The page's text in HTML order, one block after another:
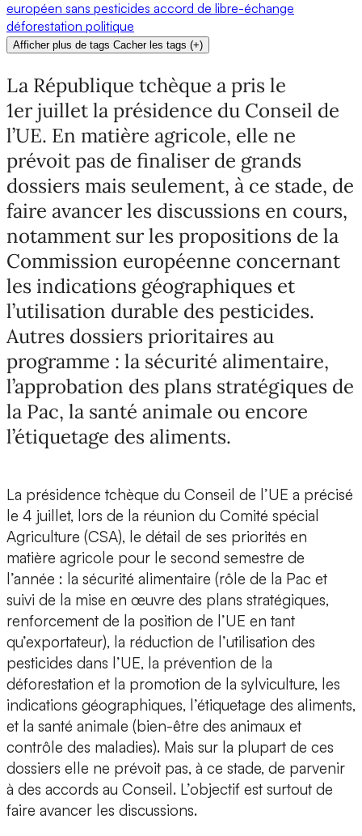
européen sans pesticides accord de libre-échange
déforestation politique
Afficher plus de tags Cacher les tags (+)
La République tchèque a pris le
1er juillet la présidence du Conseil de
l’UE. En matière agricole, elle ne
prévoit pas de finaliser de grands
dossiers mais seulement, à ce stade, de
faire avancer les discussions en cours,
notamment sur les propositions de la
Commission européenne concernant
les indications géographiques et
l’utilisation durable des pesticides.
Autres dossiers prioritaires au
programme : la sécurité alimentaire,
l’approbation des plans stratégiques de
la Pac, la santé animale ou encore
l’étiquetage des aliments.
La présidence tchèque du Conseil de l’UE a précisé
le 4 juillet, lors de la réunion du Comité spécial
Agriculture (CSA), le détail de ses priorités en
matière agricole pour le second semestre de
l’année : la sécurité alimentaire (rôle de la Pac et
suivi de la mise en œuvre des plans stratégiques,
renforcement de la position de l’UE en tant
qu’exportateur), la réduction de l’utilisation des
pesticides dans l’UE, la prévention de la
déforestation et la promotion de la sylviculture, les
indications géographiques, l’étiquetage des aliments,
et la santé animale (bien-être des animaux et
contrôle des maladies). Mais sur la plupart de ces
dossiers elle ne prévoit pas, à ce stade, de parvenir
à des accords au Conseil. L’objectif est surtout de
faire avancer les discussions.